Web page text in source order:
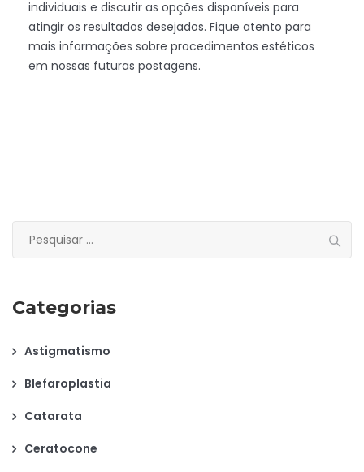
individuais e discutir as opções disponíveis para
atingir os resultados desejados. Fique atento para
mais informações sobre procedimentos estéticos
em nossas futuras postagens.
Categorias
Astigmatismo
Blefaroplastia
Catarata
Ceratocone